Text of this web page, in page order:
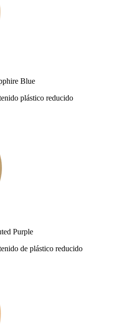
Blue
plástico reducido
Purple
de plástico reducido